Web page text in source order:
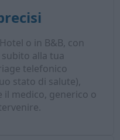
o in B&B, con
alla tua
telefonico
stato di salute),
medico, generico o